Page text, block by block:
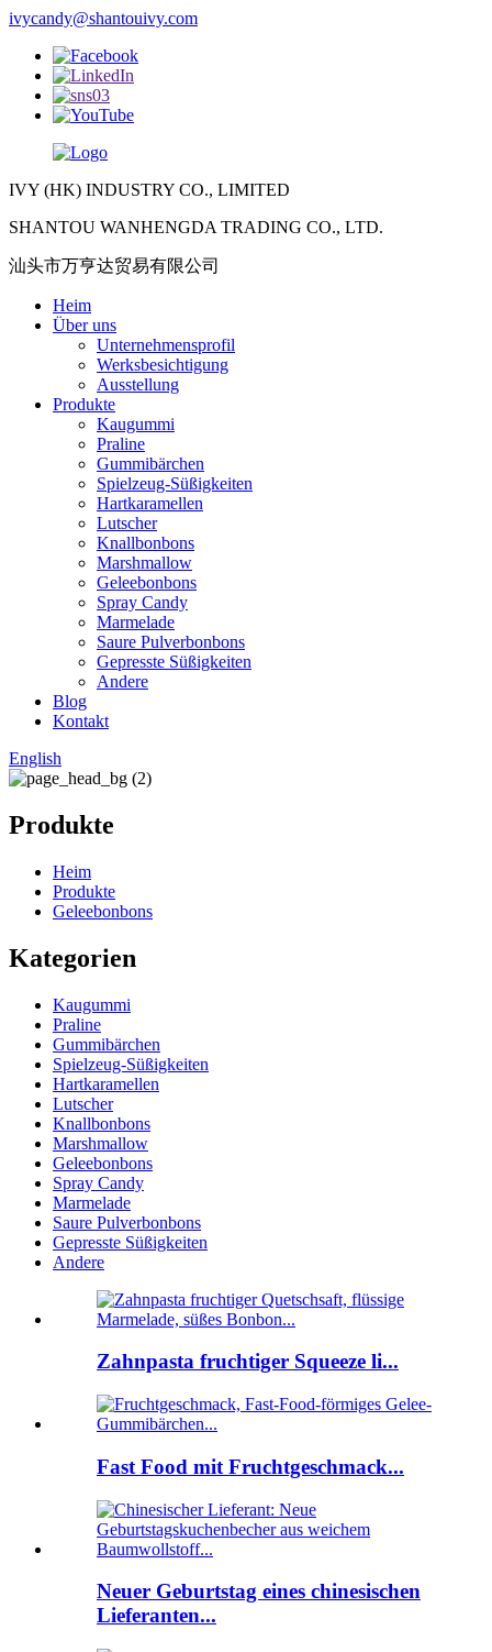
ivycandy@shantouivy.com
IVY (HK) INDUSTRY CO., LIMITED
SHANTOU WANHENGDA TRADING CO., LTD.
汕头市万亨达贸易有限公司
Heim
Über uns
Unternehmensprofil
Werksbesichtigung
Ausstellung
Produkte
Kaugummi
Praline
Gummibärchen
Spielzeug-Süßigkeiten
Hartkaramellen
Lutscher
Knallbonbons
Marshmallow
Geleebonbons
Spray Candy
Marmelade
Saure Pulverbonbons
Gepresste Süßigkeiten
Andere
Blog
Kontakt
English
Produkte
Heim
Produkte
Geleebonbons
Kategorien
Kaugummi
Praline
Gummibärchen
Spielzeug-Süßigkeiten
Hartkaramellen
Lutscher
Knallbonbons
Marshmallow
Geleebonbons
Spray Candy
Marmelade
Saure Pulverbonbons
Gepresste Süßigkeiten
Andere
Zahnpasta fruchtiger Squeeze li...
Fast Food mit Fruchtgeschmack...
Neuer Geburtstag eines chinesischen
Lieferanten...